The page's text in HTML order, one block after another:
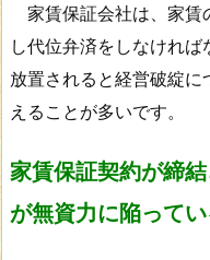
家賃保証会社は、家賃
し代位弁済をしなけれ
放置されると経営破綻
えることが多いです。
家賃保証契約が締
が無資力に陥って